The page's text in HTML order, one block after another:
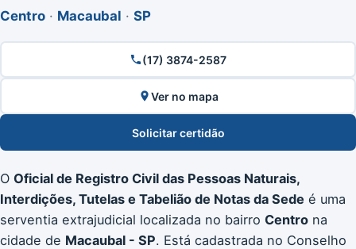
Centro · Macaubal · SP
(17) 3874-2587
Ver no mapa
Solicitar certidão
O Oficial de Registro Civil das Pessoas Naturais,
Interdições, Tutelas e Tabelião de Notas da Sede é uma
serventia extrajudicial localizada no bairro Centro na
cidade de Macaubal - SP. Está cadastrada no Conselho